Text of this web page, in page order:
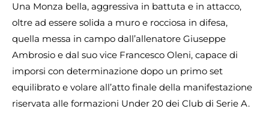
Una Monza bella, aggressiva in battuta e in attacco,
oltre ad essere solida a muro e rocciosa in difesa,
quella messa in campo dall’allenatore Giuseppe
Ambrosio e dal suo vice Francesco Oleni, capace di
imporsi con determinazione dopo un primo set
equilibrato e volare all’atto finale della manifestazione
riservata alle formazioni Under 20 dei Club di Serie A.